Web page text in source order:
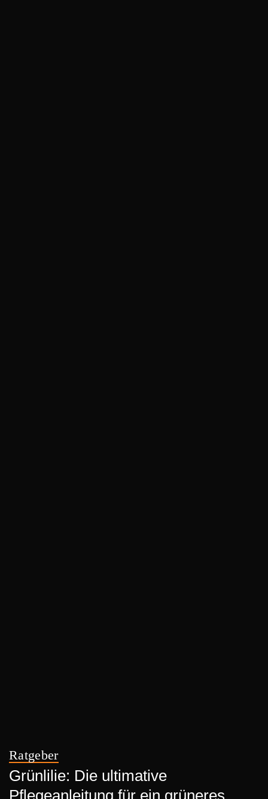
Ratgeber
Grünlilie: Die ultimative
Pflegeanleitung für ein grüneres